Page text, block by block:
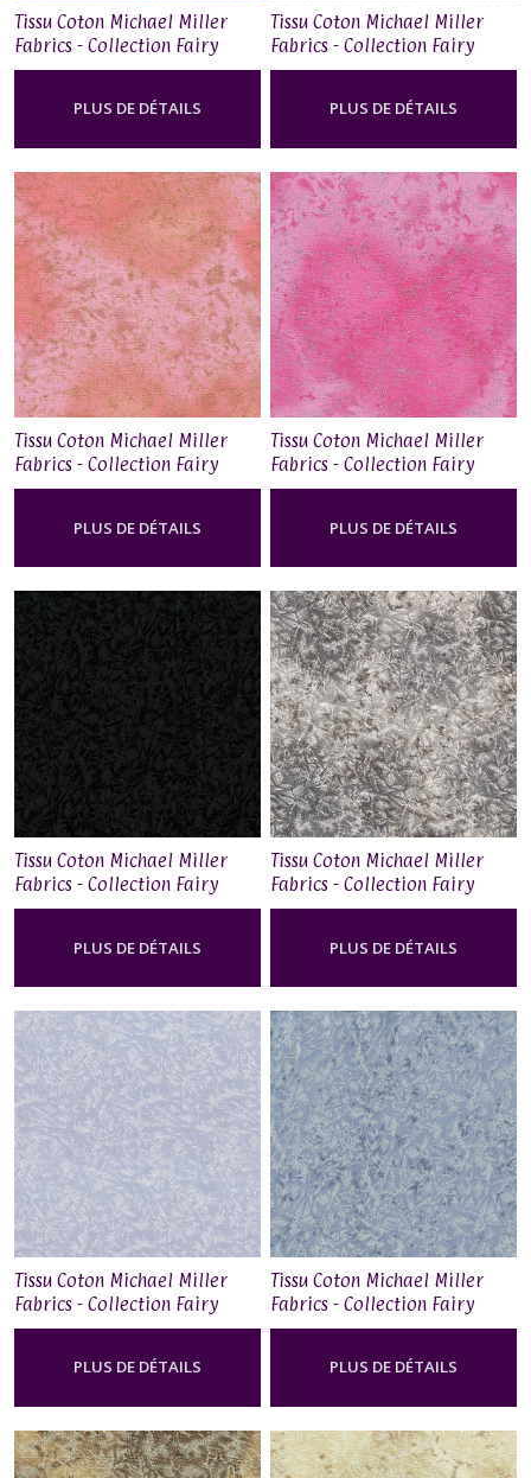
Tissu Coton Michael Miller
Fabrics - Collection Fairy
Frost - Carrot
PLUS DE DÉTAILS
Tissu Coton Michael Miller
Fabrics - Collection Fairy
Frost - Zirconium
PLUS DE DÉTAILS
Tissu Coton Michael Miller
Fabrics - Collection Fairy
Frost - Rose Gold
PLUS DE DÉTAILS
Tissu Coton Michael Miller
Fabrics - Collection Fairy
Frost - Electric Pink
PLUS DE DÉTAILS
Tissu Coton Michael Miller
Fabrics - Collection Fairy
Frost - Onyx
PLUS DE DÉTAILS
Tissu Coton Michael Miller
Fabrics - Collection Fairy
Frost - Gunmetal
PLUS DE DÉTAILS
Tissu Coton Michael Miller
Fabrics - Collection Fairy
Frost - Twilight
PLUS DE DÉTAILS
Tissu Coton Michael Miller
Fabrics - Collection Fairy
Frost - Fog
PLUS DE DÉTAILS